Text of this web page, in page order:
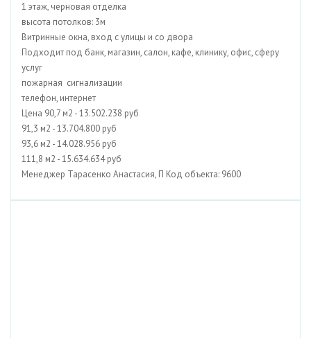
1 этаж, черновая отделка
высота потолков: 3м
Витринные окна, вход с улицы и со двора
Подходит под банк, магазин, салон, кафе, клинику, офис, сферу
услуг
пожарная сигнализации
телефон, интернет
Цена 90,7 м2 - 13.502.238 руб
91,3 м2 - 13.704.800 руб
93,6 м2 - 14.028.956 руб
111,8 м2 - 15.634.634 руб
Менеджер Тарасенко Анастасия, П Код объекта: 9600